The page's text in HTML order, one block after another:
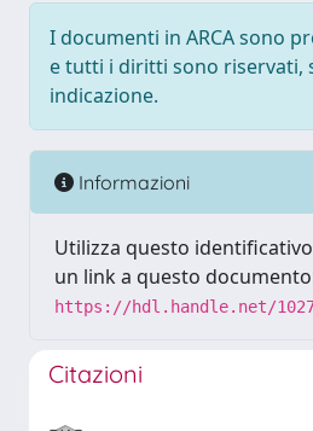
I documenti in ARCA sono
e tutti i diritti sono riservati,
indicazione.
Informazioni
Utilizza questo
un link a questo
https://hdl.handle.net/
Citazioni